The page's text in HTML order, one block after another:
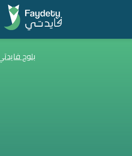
بلوج